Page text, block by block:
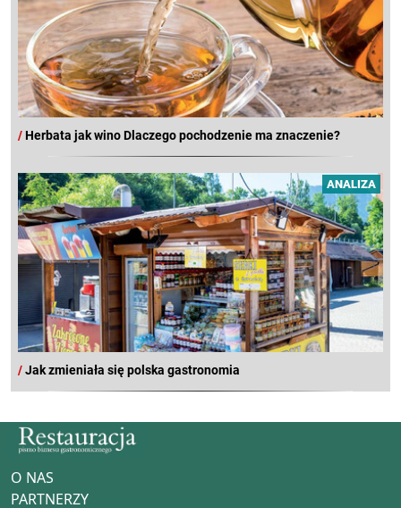
/Herbata jak wino Dlaczego pochodzenie ma znaczenie?
ANALIZA
/Jak zmieniała się polska gastronomia
O NAS
PARTNERZY